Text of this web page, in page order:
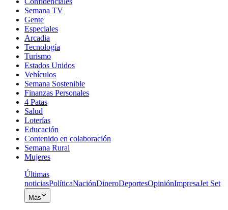
Semana TV
Gente
Especiales
Arcadia
Tecnología
Turismo
Estados Unidos
Vehículos
Semana Sostenible
Finanzas Personales
4 Patas
Salud
Loterías
Educación
Contenido en colaboración
Semana Rural
Mujeres
Últimas
noticiasPolíticaNaciónDineroDeportesOpiniónImpresaJet Set
Más